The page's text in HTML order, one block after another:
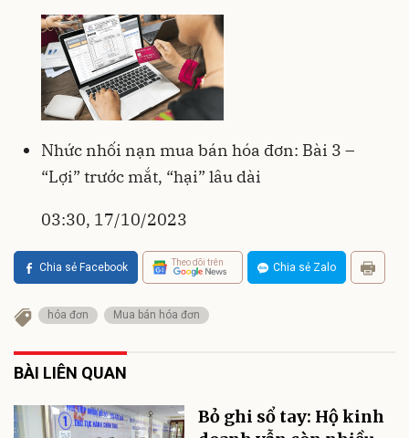
Nhức nhối nạn mua bán hóa đơn: Bài 3 –
“Lợi” trước mắt, “hại” lâu dài
03:30, 17/10/2023
Chia sẻ Facebook Theo dõi trên Chia sẻ Zalo
hóa đơn Mua bán hóa đơn
BÀI LIÊN QUAN
Bỏ ghi sổ tay: Hộ kinh